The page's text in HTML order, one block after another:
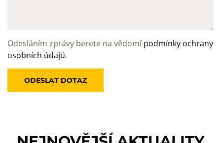
Odesláním zprávy berete na vědomí podmínky ochrany
osobních údajů.